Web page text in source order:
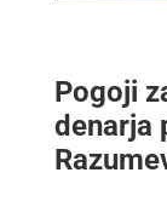
Pogoji
denarja